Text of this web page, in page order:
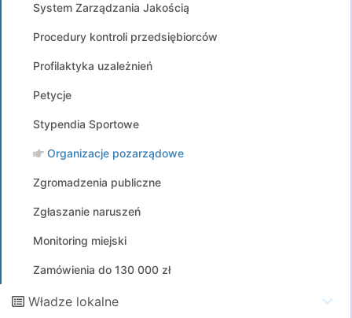
System Zarządzania Jakością
Procedury kontroli przedsiębiorców
Profilaktyka uzależnień
Petycje
Stypendia Sportowe
Organizacje pozarządowe
Zgromadzenia publiczne
Zgłaszanie naruszeń
Monitoring miejski
Zamówienia do 130 000 zł
Władze lokalne